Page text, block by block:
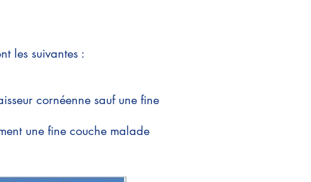
les suivantes :
cornéenne sauf une fine
une fine couche malade